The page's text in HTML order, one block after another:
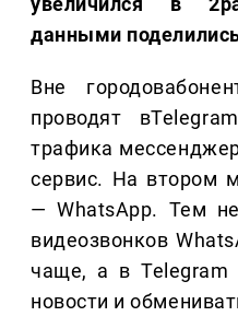
данными
Вне
проводят
трафика
сервис. На втором
— WhatsApp. Тем
видеозвонков
чаще, а в Telegram
новости и